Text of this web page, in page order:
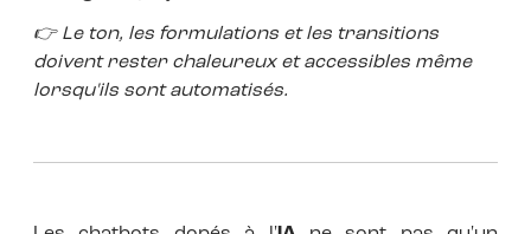
👉 Le ton, les formulations et les transitions
doivent rester chaleureux et accessibles même
lorsqu'ils sont automatisés.